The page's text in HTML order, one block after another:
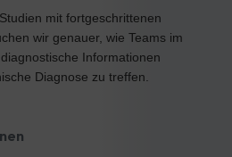
mit fortgeschrittenen
wir genauer, wie Teams im
Informationen
Diagnose zu treffen.